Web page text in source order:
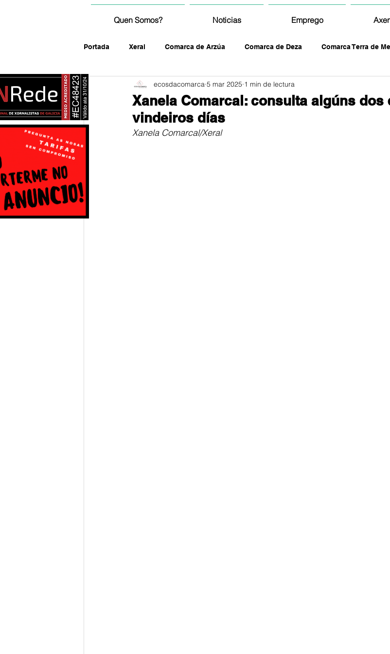
Quen Somos? Noticias Emprego
Portada Xeral Comarca de Arzúa Comarca de Deza Comarca Terra de
fotografía
Xanela Comarcal: consulta algúns dos
vindeiros días
ecosdacomarca 5 mar 2025 1 min de lectura
Xanela Comarcal/Xeral